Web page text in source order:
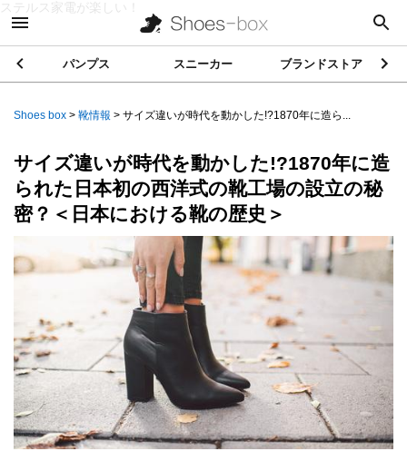
ステルス家電が楽しい！
パンプス スニーカー ブランドストア
Shoes box > 靴情報 > サイズ違いが時代を動かした!?1870年に造ら...
サイズ違いが時代を動かした!?1870年に造
られた日本初の西洋式の靴工場の設立の秘
密？＜日本における靴の歴史＞